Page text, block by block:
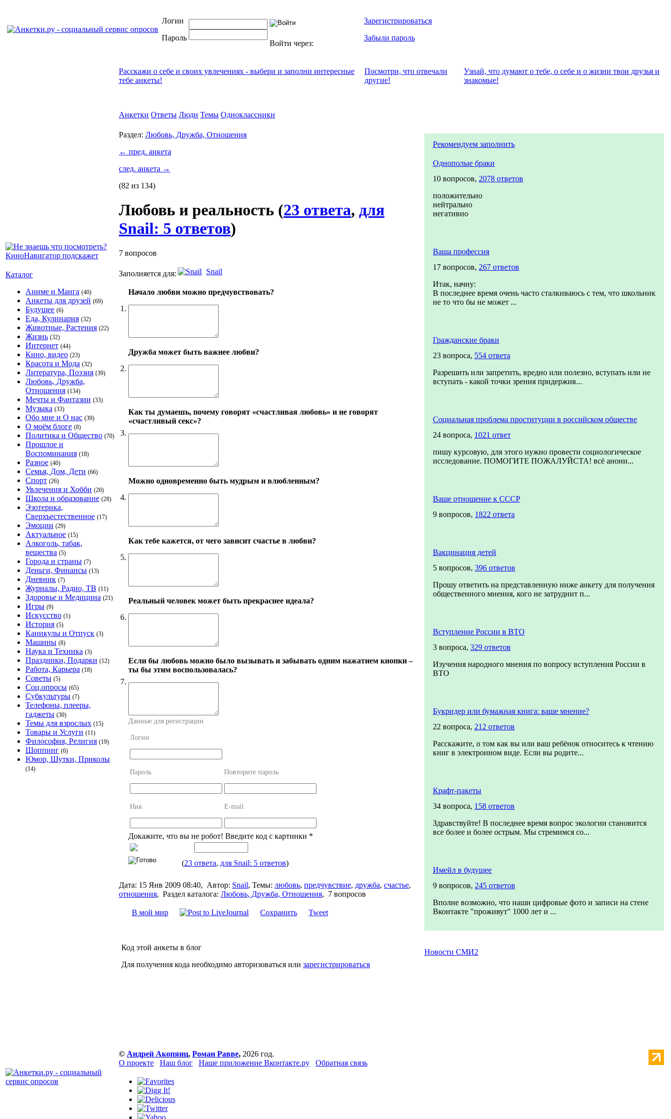
Логин
Пароль
Войти через:
Зарегистрироваться
Забыли пароль
Каталог
Аниме и Манга (40)
Анкеты для друзей (69)
Будущее (6)
Еда, Кулинария (32)
Животные, Растения (22)
Жизнь (32)
Интернет (44)
Кино, видео (23)
Красота и Мода (32)
Литература, Поэзия (39)
Любовь, Дружба,
Отношения (134)
Мечты и Фантазии (33)
Музыка (33)
Обо мне и О нас (39)
О моём блоге (8)
Политика и Общество (70)
Прошлое и
Воспоминания (18)
Разное (40)
Семья, Дом, Дети (66)
Спорт (26)
Увлечения и Хобби (20)
Школа и образование (28)
Эзотерика,
Сверхъестественное (17)
Эмоции (29)
Актуальное (15)
Алкоголь, табак,
вещества (5)
Города и страны (7)
Деньги, Финансы (13)
Дневник (7)
Журналы, Радио, ТВ (11)
Здоровье и Медицина (21)
Игры (9)
Искусство (1)
История (5)
Каникулы и Отпуск (3)
Машины (8)
Наука и Техника (3)
Праздники, Подарки (12)
Работа, Карьера (18)
Советы (5)
Соц.опросы (65)
Субкультуры (7)
Телефоны, плееры,
гаджеты (30)
Темы для взрослых (15)
Товары и Услуги (11)
Философия, Религия (19)
Шоппинг (6)
Юмор, Шутки, Приколы
(14)
Расскажи о себе и своих увлечениях - выбери и заполни интересные
тебе анкеты!
Посмотри, что отвeчали
другие!
Узнай, что думают о тебе, о себе и о жизни твои друзья и
знакомые!
Анкетки Ответы Люди Темы Одноклассники
Раздел: Любовь, Дружба, Отношения
← пред. анкета
след. анкета →
(82 из 134)
Любовь и реальность (23 ответа, для
Snail: 5 ответов)
7 вопросов
Заполняется для: Snail
1.
Начало любви можно предчувствовать?
2.
Дружба может быть важнее любви?
3.
Как ты думаешь, почему говорят «счастливая любовь» и не говорят
«счастливый секс»?
4.
Можно одновременно быть мудрым и влюбленным?
5.
Как тебе кажется, от чего зависит счастье в любви?
6.
Реальный человек может быть прекраснее идеала?
7.
Если бы любовь можно было вызывать и забывать одним нажатием кнопки –
ты бы этим воспользовалась?
Данные для регистрации
Логин
Пароль Повторите пароль
Ник E-mail
Докажите, что вы не робот! Введите код с картинки *
(23 ответа, для Snail: 5 ответов)
Дата: 15 Янв 2009 08:40, Автор: Snail, Темы: любовь, предчувствие, дружба, счастье,
отношения, Раздел каталога: Любовь, Дружба, Отношения, 7 вопросов
В мой мир Сохранить Tweet
Код этой анкеты в блог
Для получения кода необходимо авторизоваться или зарегистрироваться
Рекомендуем заполнить
Однополые браки
10 вопросов, 2078 ответов
положительно
нейтрально
негативно
Ваша профессия
17 вопросов, 267 ответов
Итак, начну:
В последнее время очень часто сталкиваюсь с тем, что школьник
не то что бы не может ...
Гражданские браки
23 вопроса, 554 ответа
Разрешить или запретить, вредно или полезно, вступать или не
вступать - какой точки зрения придержив...
Социальная проблема проституции в российском обществе
24 вопроса, 1021 ответ
пишу курсовую, для этого нужно провести социологическое
исследование. ПОМОГИТЕ ПОЖАЛУЙСТА! всё анони...
Ваше отношение к СССР
9 вопросов, 1822 ответа
Вакцинация детей
5 вопросов, 396 ответов
Прошу ответить на представленную ниже анкету для получения
общественного мнения, кого не затруднит п...
Вступление России в ВТО
3 вопроса, 329 ответов
Изучения народного мнения по вопросу вступления России в
ВТО
Букридер или бумажная книга: ваше мнение?
22 вопроса, 212 ответов
Расскажите, о том как вы или ваш ребёнок относитесь к чтению
книг в электронном виде. Если вы родите...
Крафт-пакеты
34 вопроса, 158 ответов
Здравствуйте! В последнее время вопрос экологии становится
все более и более острым. Мы стремимся со...
Имейл в будущее
9 вопросов, 245 ответов
Вполне возможно, что наши цифровые фото и записи на стене
Вконтакте "проживут" 1000 лет и ...
Новости СМИ2
© Андрей Акопянц, Роман Равве, 2026 год.
О проекте
Наш блог Наше приложение Вконтакте.ру Обратная связь